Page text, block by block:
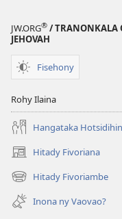
JW.ORG® / TRANONKALA
JEHOVAH
Fisehony
Rohy Ilaina
Hangataka
Hitady Fivoriana
(manokatra
rohy) Hitady Fivoriambe
(manokatra
rohy) Inona ny Vaovao?